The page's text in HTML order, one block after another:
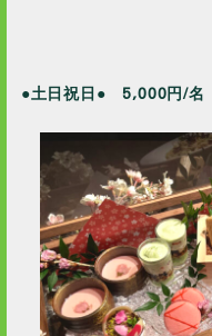
●土日祝日● 5,000円/名